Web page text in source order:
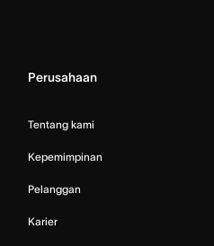
Perusahaan
Tentang kami
Kepemimpinan
Pelanggan
Karier